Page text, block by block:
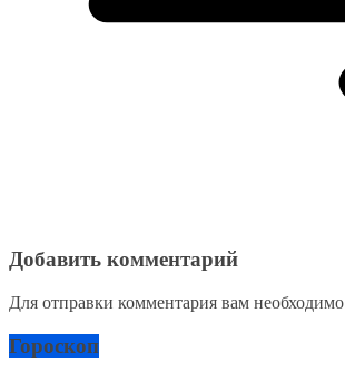
Добавить комментарий
Для отправки комментария вам необходимо
Гороскоп